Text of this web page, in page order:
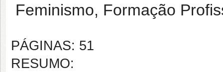
Feminismo, Formação
PÁGINAS: 51
RESUMO: